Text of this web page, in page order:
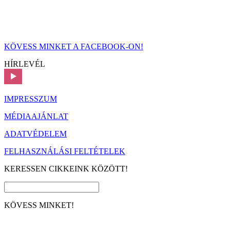
KÖVESS MINKET A FACEBOOK-ON!
HÍRLEVÉL
IMPRESSZUM
MÉDIAAJÁNLAT
ADATVÉDELEM
FELHASZNÁLÁSI FELTÉTELEK
KERESSEN CIKKEINK KÖZÖTT!
KÖVESS MINKET!